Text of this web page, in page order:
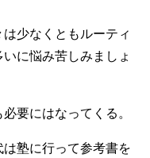
少なくともルーティ
に悩み苦しみましょ
要にはなってくる。
塾に行って参考書を